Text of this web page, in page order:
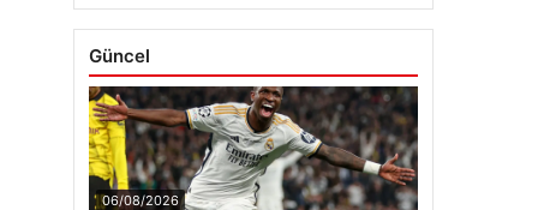
Güncel
06/08/2026